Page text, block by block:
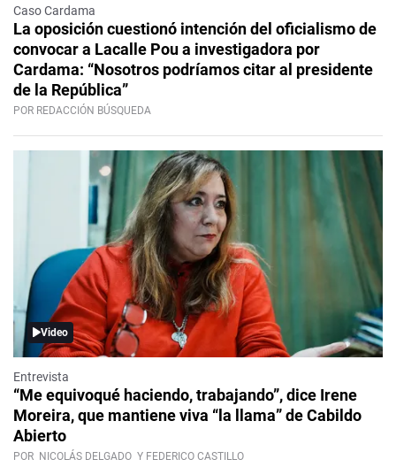
Caso Cardama
La oposición cuestionó intención del oficialismo de
convocar a Lacalle Pou a investigadora por
Cardama: “Nosotros podríamos citar al presidente
de la República”
POR REDACCIÓN BÚSQUEDA
Video
Entrevista
“Me equivoqué haciendo, trabajando”, dice Irene
Moreira, que mantiene viva “la llama” de Cabildo
Abierto
POR NICOLÁS DELGADO Y FEDERICO CASTILLO